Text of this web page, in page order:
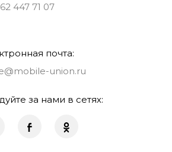
447 71 07
почта:
union.ru
за нами в сетях: